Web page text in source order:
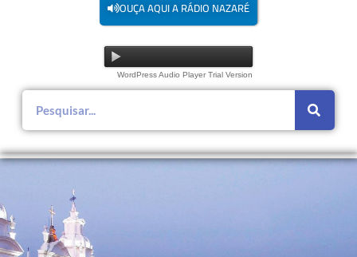
OUÇA AQUI A RÁDIO NAZARÉ
WordPress Audio Player Trial Version